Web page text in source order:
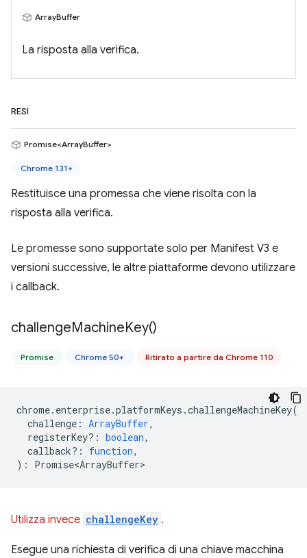
ArrayBuffer
La risposta alla verifica.
RESI
Promise<ArrayBuffer>
Chrome 131+
Restituisce una promessa che viene risolta con la
risposta alla verifica.
Le promesse sono supportate solo per Manifest V3 e
versioni successive, le altre piattaforme devono utilizzare
i callback.
challengeMachineKey()
Promise Chrome 50+ Ritirato a partire da Chrome 110
chrome. enterprise.platformKeys .challengeMachineKey(
challenge : ArrayBuffer,
registerKey? : boolean,
callback? : function,
) : Promise<ArrayBuffer>
Utilizza invece challengeKey .
Esegue una richiesta di verifica di una chiave macchina